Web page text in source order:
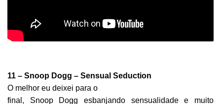
11 – Snoop Dogg – Sensual Seduction
O melhor eu deixei para o
final, Snoop Dogg esbanjando sensualidade e muito